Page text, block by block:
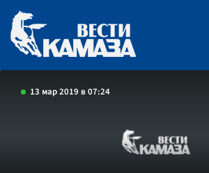
13 мар 2019 в 07:24